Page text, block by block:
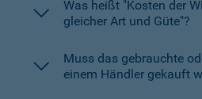
Was heißt "Kosten der
gleicher Art und Güte"?
Muss das gebrauchte
einem Händler gekauft